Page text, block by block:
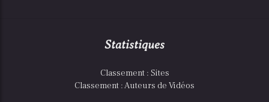
Statistiques
Classement : Sites
Classement : Auteurs de Vidéos